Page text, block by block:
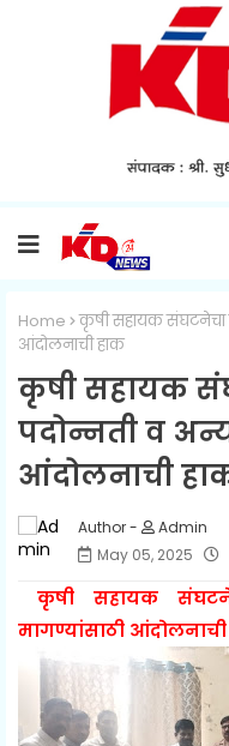
Home
कृषी सहायक संघटनेचा
आंदोलनाची हाक
कृषी सहायक
पदोन्नती व
आंदोलनाची
Admin
May 05, 2025
कृषी सहायक
मागण्यांसाठी